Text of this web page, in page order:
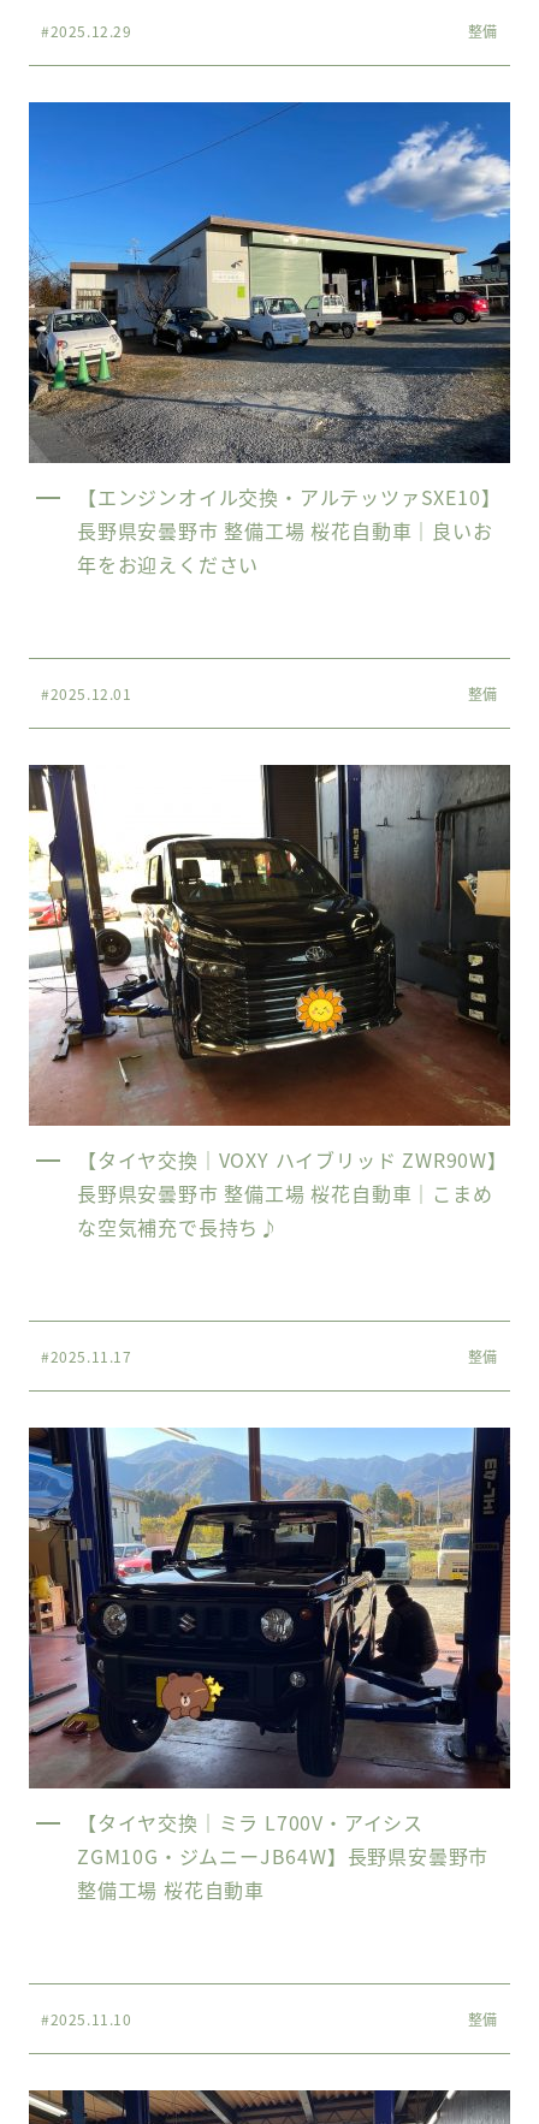
#2025.12.29 整備
【エンジンオイル交換・アルテッツァSXE10】
長野県安曇野市 整備工場 桜花自動車｜良いお
年をお迎えください
#2025.12.01 整備
【タイヤ交換｜VOXY ハイブリッド ZWR90W】
長野県安曇野市 整備工場 桜花自動車｜こまめ
な空気補充で長持ち♪
#2025.11.17 整備
【タイヤ交換｜ミラ L700V・アイシス
ZGM10G・ジムニーJB64W】長野県安曇野市
整備工場 桜花自動車
#2025.11.10 整備